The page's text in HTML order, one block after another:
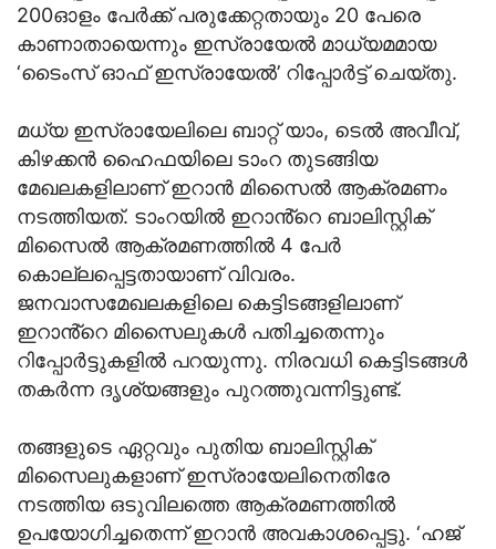
200ഓളം പേര്‍ക്ക് പരുക്കേറ്റതായും 20 പേരെ
കാണാതായെന്നും ഇസ്രായേല്‍ മാധ്യമമായ
‘ടൈംസ് ഓഫ് ഇസ്രായേല്‍’ റിപ്പോര്‍ട്ട് ചെയ്തു.
മധ്യ ഇസ്രായേലിലെ ബാറ്റ് യാം, ടെല്‍ അവീവ്,
കിഴക്കന്‍ ഹൈഫയിലെ ടാംറ തുടങ്ങിയ
മേഖലകളിലാണ് ഇറാന്‍ മിസൈല്‍ ആക്രമണം
നടത്തിയത്. ടാംറയില്‍ ഇറാൻ്റെ ബാലിസ്റ്റിക്
മിസൈല്‍ ആക്രമണത്തില്‍ 4 പേര്‍
കൊല്ലപ്പെട്ടതായാണ് വിവരം.
ജനവാസമേഖലകളിലെ കെട്ടിടങ്ങളിലാണ്
ഇറാൻ്റെ മിസൈലുകള്‍ പതിച്ചതെന്നും
റിപ്പോര്‍ട്ടുകളില്‍ പറയുന്നു. നിരവധി കെട്ടിടങ്ങള്‍
തകര്‍ന്ന ദൃശ്യങ്ങളും പുറത്തുവന്നിട്ടുണ്ട്.
തങ്ങളുടെ ഏറ്റവും പുതിയ ബാലിസ്റ്റിക്
മിസൈലുകളാണ് ഇസ്രായേലിനെതിരേ
നടത്തിയ ഒടുവിലത്തെ ആക്രമണത്തില്‍
ഉപയോഗിച്ചതെന്ന് ഇറാന്‍ അവകാശപ്പെട്ടു. ‘ഹജ്